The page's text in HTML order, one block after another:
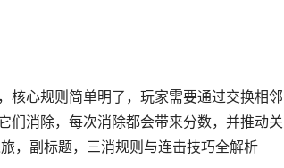
核心规则简单明了，玩家需要通过交换相邻
们消除，每次消除都会带来分数，并推动关
，副标题，三消规则与连击技巧全解析